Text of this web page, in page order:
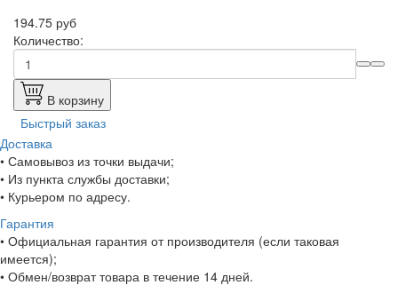
194.75 руб
Количество:
В корзину
Быстрый заказ
Доставка
• Самовывоз из точки выдачи;
• Из пункта службы доставки;
• Курьером по адресу.
Гарантия
• Официальная гарантия от производителя (если таковая
имеется);
• Обмен/возврат товара в течение 14 дней.